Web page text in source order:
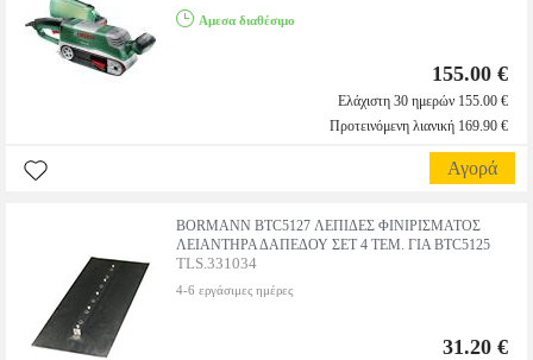
Αμεσα διαθέσιμο
155.00 €
Ελάχιστη 30 ημερών 155.00 €
Προτεινόμενη λιανική 169.90 €
Αγορά
BORMANN BTC5127 ΛΕΠΙΔΕΣ ΦΙΝΙΡΙΣΜΑΤΟΣ
ΛΕΙΑΝΤΗΡΑ ΔΑΠΕΔΟΥ ΣΕΤ 4 ΤΕΜ. ΓΙΑ BTC5125
TLS.331034
4-6 εργάσιμες ημέρες
31.20 €